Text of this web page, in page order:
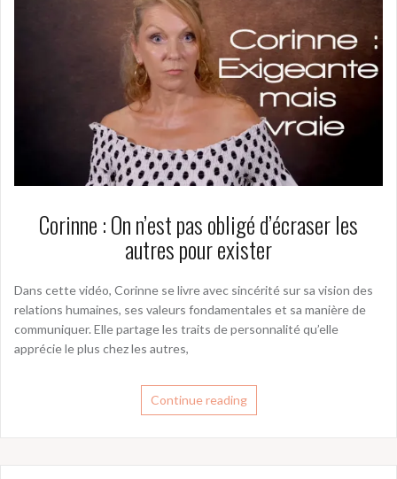
Corinne : On n’est pas obligé d’écraser les
autres pour exister
Dans cette vidéo, Corinne se livre avec sincérité sur sa vision des
relations humaines, ses valeurs fondamentales et sa manière de
communiquer. Elle partage les traits de personnalité qu’elle
apprécie le plus chez les autres,
Continue reading